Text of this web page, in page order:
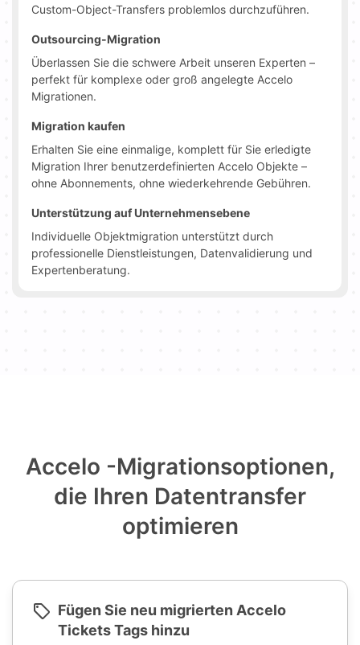
Custom-Object-Transfers problemlos durchzuführen.
Outsourcing-Migration
Überlassen Sie die schwere Arbeit unseren Experten –
perfekt für komplexe oder groß angelegte Accelo
Migrationen.
Migration kaufen
Erhalten Sie eine einmalige, komplett für Sie erledigte
Migration Ihrer benutzerdefinierten Accelo Objekte –
ohne Abonnements, ohne wiederkehrende Gebühren.
Unterstützung auf Unternehmensebene
Individuelle Objektmigration unterstützt durch
professionelle Dienstleistungen, Datenvalidierung und
Expertenberatung.
Accelo -Migrationsoptionen,
die Ihren Datentransfer
optimieren
Fügen Sie neu migrierten Accelo
Tickets Tags hinzu